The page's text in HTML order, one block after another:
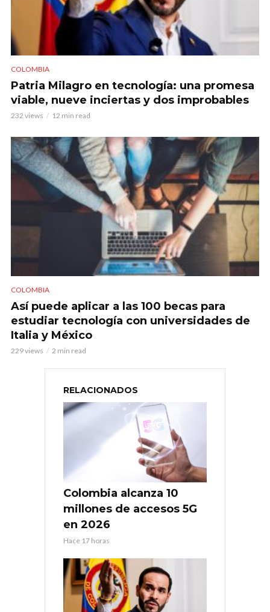
COLOMBIA
Patria Milagro en tecnología: una promesa
viable, nueve inciertas y dos improbables
232 views 12 min read
COLOMBIA
Así puede aplicar a las 100 becas para
estudiar tecnología con universidades de
Italia y México
229 views 2 min read
RELACIONADOS
Colombia alcanza 10
millones de accesos 5G
en 2026
Hace 17 horas